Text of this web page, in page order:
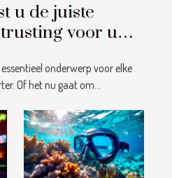
u de juiste
voor uw
onderwerp voor elke
Of het nu gaat om...